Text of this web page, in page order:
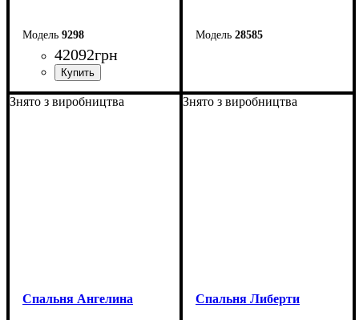
9298
42092грн
28585
Знято з виробництва
Спальня Ангелина
Знято з виробництва
Спальня Либерти